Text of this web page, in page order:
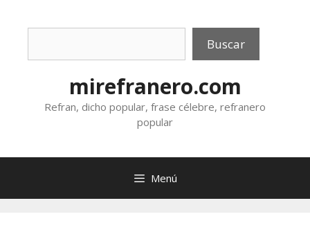
Buscar
mirefranero.com
Refran, dicho popular, frase célebre, refranero
popular
Menú